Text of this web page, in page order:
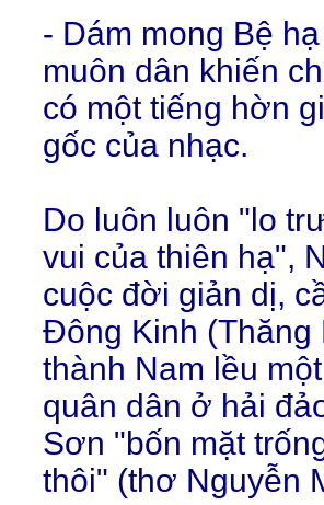
- Dám mong Bệ
muôn dân khiến
có một tiếng hờn
gốc của nhạc.
Do luôn luôn "lo
vui của thiên hạ",
cuộc đời giản dị,
Đông Kinh (Thăng
thành Nam lều
quân dân ở hải
Sơn "bốn mặt
thôi" (thơ Nguyễn